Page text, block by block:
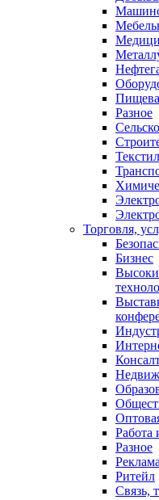
Разное
Торговля,
Бизнес
Работа
Разное
Ритейл
Связь,